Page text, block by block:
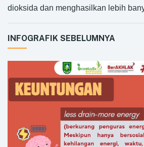
dioksida dan menghasilkan lebih
INFOGRAFIK SEBELUMNYA